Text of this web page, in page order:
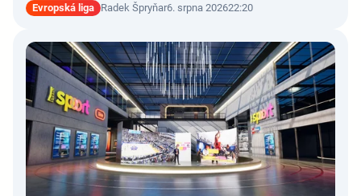
Evropská liga Radek Špryňar6. srpna 202622:20